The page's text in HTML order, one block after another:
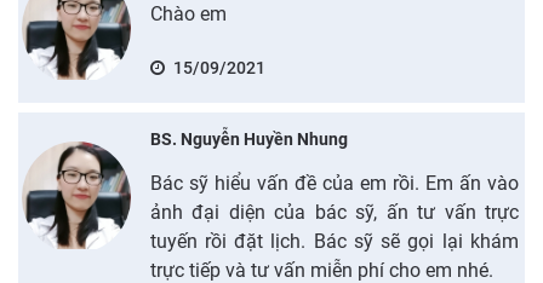
Chào em
15/09/2021
BS. Nguyễn Huyền Nhung
Bác sỹ hiểu vấn đề của em rồi. Em ấn vào
ảnh đại diện của bác sỹ, ấn tư vấn trực
tuyến rồi đặt lịch. Bác sỹ sẽ gọi lại khám
trực tiếp và tư vấn miễn phí cho em nhé.